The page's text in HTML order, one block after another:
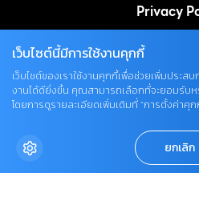
Privacy
OUR
เว็บไซต์นี้มีการใช้งานคุกกี้
เว็บไซต์ของเราใช้งานคุกกี้เพื่อช่วยเพิ่มประส
งานได้ดียิ่งขึ้น คุณสามารถเลือกที่จะยอมรับห
โดยการดูรายละเอียดเพิ่มเติมที่ “การตั้งค่าคุก
ยกเลิก